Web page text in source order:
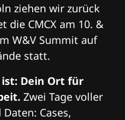
ziehen wir zurück
die CMCX am 10. &
W&V Summit auf
statt.
ist: Dein Ort für
Zwei Tage voller
Cases,